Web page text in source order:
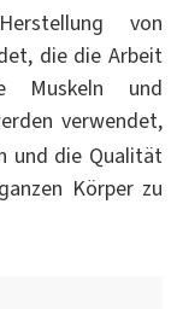
von
die die Arbeit
Muskeln und
verwendet,
und die Qualität
Körper zu